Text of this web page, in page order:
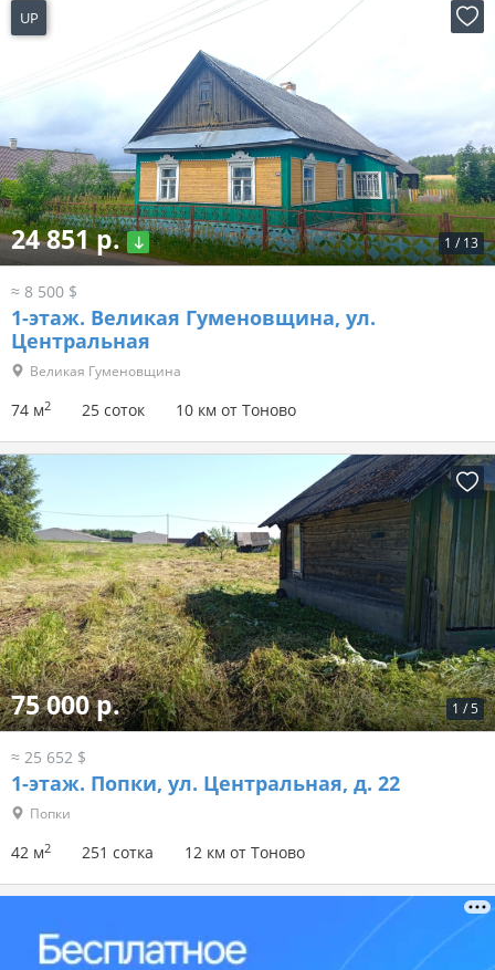
UP
1 / 13
24 851 р.
≈ 8 500 $
1-этаж. Великая Гуменовщина, ул.
Центральная
Великая Гуменовщина
74 м2 25 соток 10 км от Тоново
1 /5
75 000 р.
≈ 25 652 $
1-этаж. Попки, ул. Центральная, д. 22
Попки
42 м2 251 сотка 12 км от Тоново